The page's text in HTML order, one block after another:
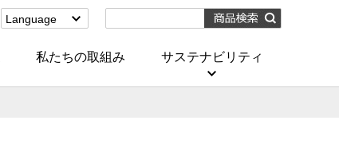
Language
(Corporate)私たちの取組み サステナビリティ